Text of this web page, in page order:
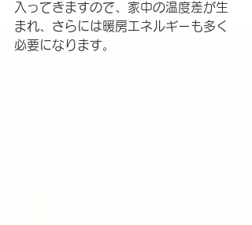
入ってきますので、家中の温度差が生
まれ、さらには暖房エネルギーも多く
必要になります。